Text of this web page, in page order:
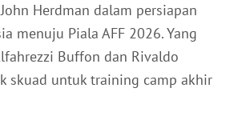
Herdman dalam persiapan
menuju Piala AFF 2026. Yang
Buffon dan Rivaldo
skuad untuk training camp akhir